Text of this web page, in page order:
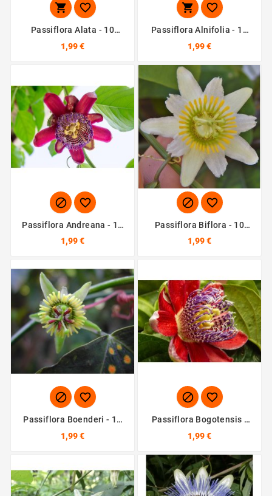
 
Passiflora Alata - 10
1,99 €
 
Passiflora Alnifolia - 10
1,99 €
 
Passiflora Andreana - 10
Graines
1,99 €
 
Passiflora Biflora - 10
Graines
1,99 €
 
Passiflora Boenderi - 10
Graines
1,99 €
 
Passiflora Bogotensis -
10 Graines
1,99 €